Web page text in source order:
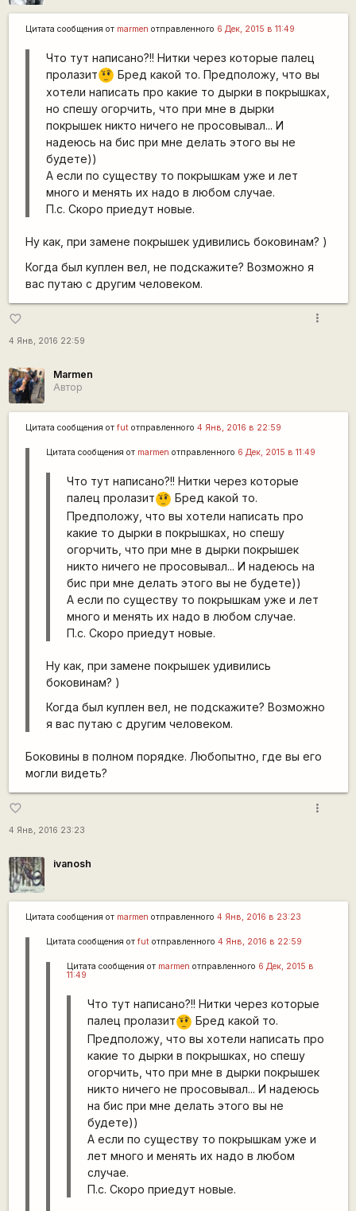
Цитата сообщения от marmen отправленного 6 Дек, 2015 в 11:49
Что тут написано?!! Нитки через которые палец
пролазит??? Бред какой то. Предположу, что вы
хотели написать про какие то дырки в покрышках,
но спешу огорчить, что при мне в дырки
покрышек никто ничего не просовывал... И
надеюсь на бис при мне делать этого вы не
будете))
А если по существу то покрышкам уже и лет
много и менять их надо в любом случае.
П.с. Скоро приедут новые.
Ну как, при замене покрышек удивились боковинам? )
Когда был куплен вел, не подскажите? Возможно я
вас путаю с другим человеком.
favorite_border
4 Янв, 2016 22:59
more_vert
Marmen
Автор
Цитата сообщения от futотправленного 4 Янв, 2016 в 22:59
Цитата сообщения от marmen отправленного 6 Дек, 2015 в 11:49
Что тут написано?!! Нитки через которые
палец пролазит??? Бред какой то.
Предположу, что вы хотели написать про
какие то дырки в покрышках, но спешу
огорчить, что при мне в дырки покрышек
никто ничего не просовывал... И надеюсь на
бис при мне делать этого вы не будете))
А если по существу то покрышкам уже и лет
много и менять их надо в любом случае.
П.с. Скоро приедут новые.
Ну как, при замене покрышек удивились
боковинам? )
Когда был куплен вел, не подскажите? Возможно
я вас путаю с другим человеком.
Боковины в полном порядке. Любопытно, где вы его
могли видеть?
favorite_border
4 Янв, 2016 23:23
more_vert
ivanosh
Цитата сообщения от marmen отправленного 4 Янв, 2016 в 23:23
Цитата сообщения от futотправленного 4 Янв, 2016 в 22:59
Цитата сообщения от marmen отправленного 6 Дек, 2015 в
11:49
Что тут написано?!! Нитки через которые
палец пролазит??? Бред какой то.
Предположу, что вы хотели написать про
какие то дырки в покрышках, но спешу
огорчить, что при мне в дырки покрышек
никто ничего не просовывал... И надеюсь
на бис при мне делать этого вы не
будете))
А если по существу то покрышкам уже и
лет много и менять их надо в любом
случае.
П.с. Скоро приедут новые.